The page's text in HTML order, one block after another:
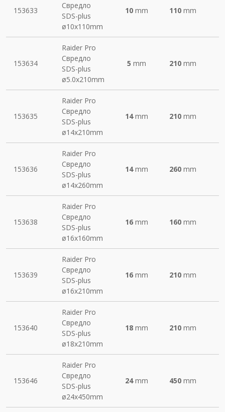
153633
Свредло
SDS-plus
ø10х110mm
10mm 110 mm
153634
Raider Pro
Свредло
SDS-plus
ø5.0х210mm
5 mm 210 mm
153635
Raider Pro
Свредло
SDS-plus
ø14х210mm
14mm 210 mm
153636
Raider Pro
Свредло
SDS-plus
ø14х260mm
14mm 260 mm
153638
Raider Pro
Свредло
SDS-plus
ø16х160mm
16mm 160 mm
153639
Raider Pro
Свредло
SDS-plus
ø16х210mm
16mm 210 mm
153640
Raider Pro
Свредло
SDS-plus
ø18х210mm
18mm 210 mm
153646
Raider Pro
Свредло
SDS-plus
ø24х450mm
24mm 450 mm